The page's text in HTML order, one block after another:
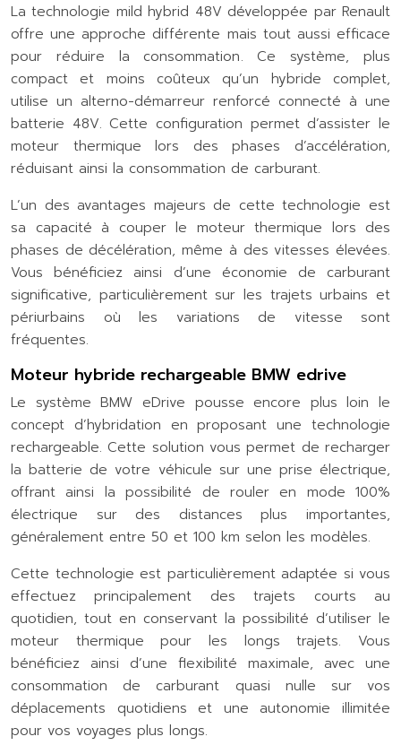
La technologie mild hybrid 48V développée par Renault
offre une approche différente mais tout aussi efficace
pour réduire la consommation. Ce système, plus
compact et moins coûteux qu’un hybride complet,
utilise un alterno-démarreur renforcé connecté à une
batterie 48V. Cette configuration permet d’assister le
moteur thermique lors des phases d’accélération,
réduisant ainsi la consommation de carburant.
L’un des avantages majeurs de cette technologie est
sa capacité à couper le moteur thermique lors des
phases de décélération, même à des vitesses élevées.
Vous bénéficiez ainsi d’une économie de carburant
significative, particulièrement sur les trajets urbains et
périurbains où les variations de vitesse sont
fréquentes.
Moteur hybride rechargeable BMW edrive
Le système BMW eDrive pousse encore plus loin le
concept d’hybridation en proposant une technologie
rechargeable. Cette solution vous permet de recharger
la batterie de votre véhicule sur une prise électrique,
offrant ainsi la possibilité de rouler en mode 100%
électrique sur des distances plus importantes,
généralement entre 50 et 100 km selon les modèles.
Cette technologie est particulièrement adaptée si vous
effectuez principalement des trajets courts au
quotidien, tout en conservant la possibilité d’utiliser le
moteur thermique pour les longs trajets. Vous
bénéficiez ainsi d’une flexibilité maximale, avec une
consommation de carburant quasi nulle sur vos
déplacements quotidiens et une autonomie illimitée
pour vos voyages plus longs.